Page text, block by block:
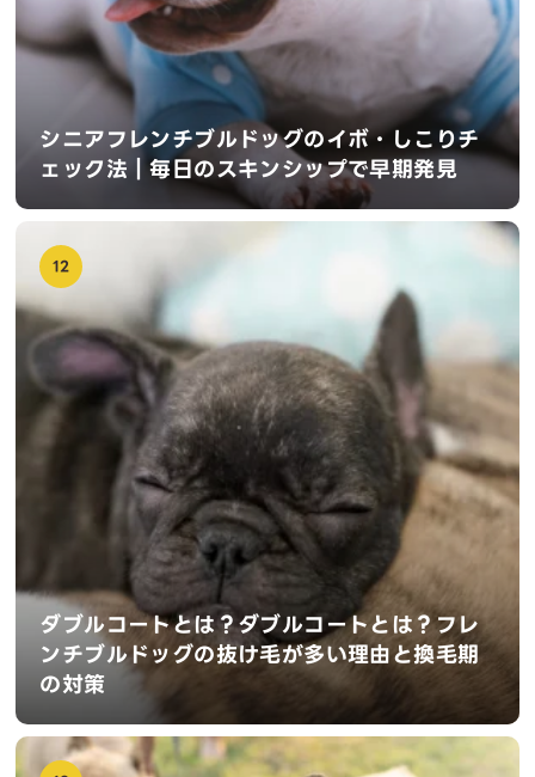
シニアフレンチブルドッグのイボ・しこりチ
ェック法｜毎日のスキンシップで早期発見
12
ダブルコートとは？ダブルコートとは？フレ
ンチブルドッグの抜け毛が多い理由と換毛期
の対策